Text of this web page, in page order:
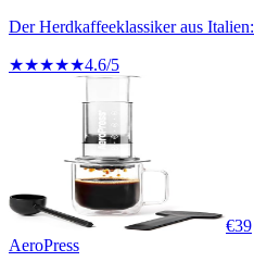
Der Herdkaffeeklassiker aus
★★★★★4.6/5
€39
AeroPress